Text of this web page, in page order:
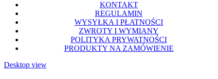
KONTAKT
REGULAMIN
WYSYŁKA I PŁATNOŚCI
ZWROTY I WYMIANY
POLITYKA PRYWATNOŚCI
PRODUKTY NA ZAMÓWIENIE
Desktop view